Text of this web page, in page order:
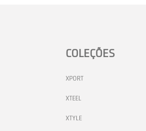
COLEÇÕES
XPORT
XTEEL
XTYLE